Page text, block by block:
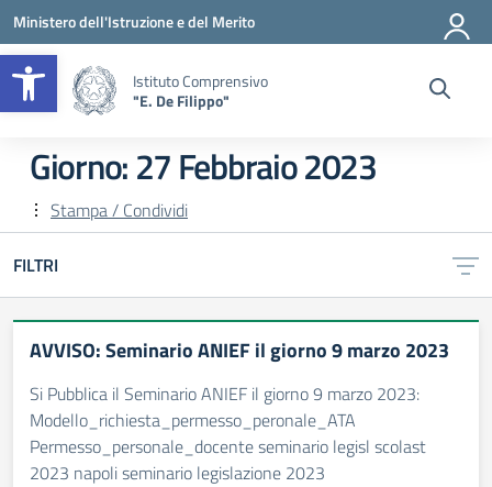
Apri la barra degli strumenti
Vai ai contenuti
Vai al menu di navigazione
Vai al footer
Ministero dell'Istruzione e del Merito
Istituto Comprensivo
"E. De Filippo"
Giorno:27 Febbraio 2023
Stampa / Condividi
FILTRI
AVVISO: Seminario ANIEF il giorno 9 marzo 2023
Si Pubblica il Seminario ANIEF il giorno 9 marzo 2023:
Modello_richiesta_permesso_peronale_ATA
Permesso_personale_docente seminario legisl scolast
2023 napoli seminario legislazione 2023